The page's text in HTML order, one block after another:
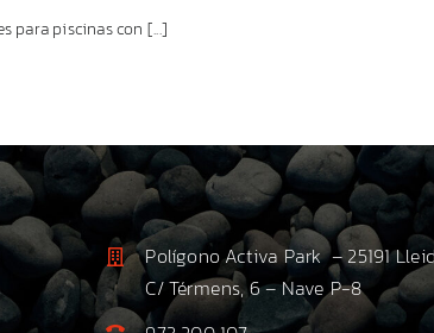
para piscinas con [...]
Polígono Activa Park – 25191
C/ Térmens, 6 – Nave P-8